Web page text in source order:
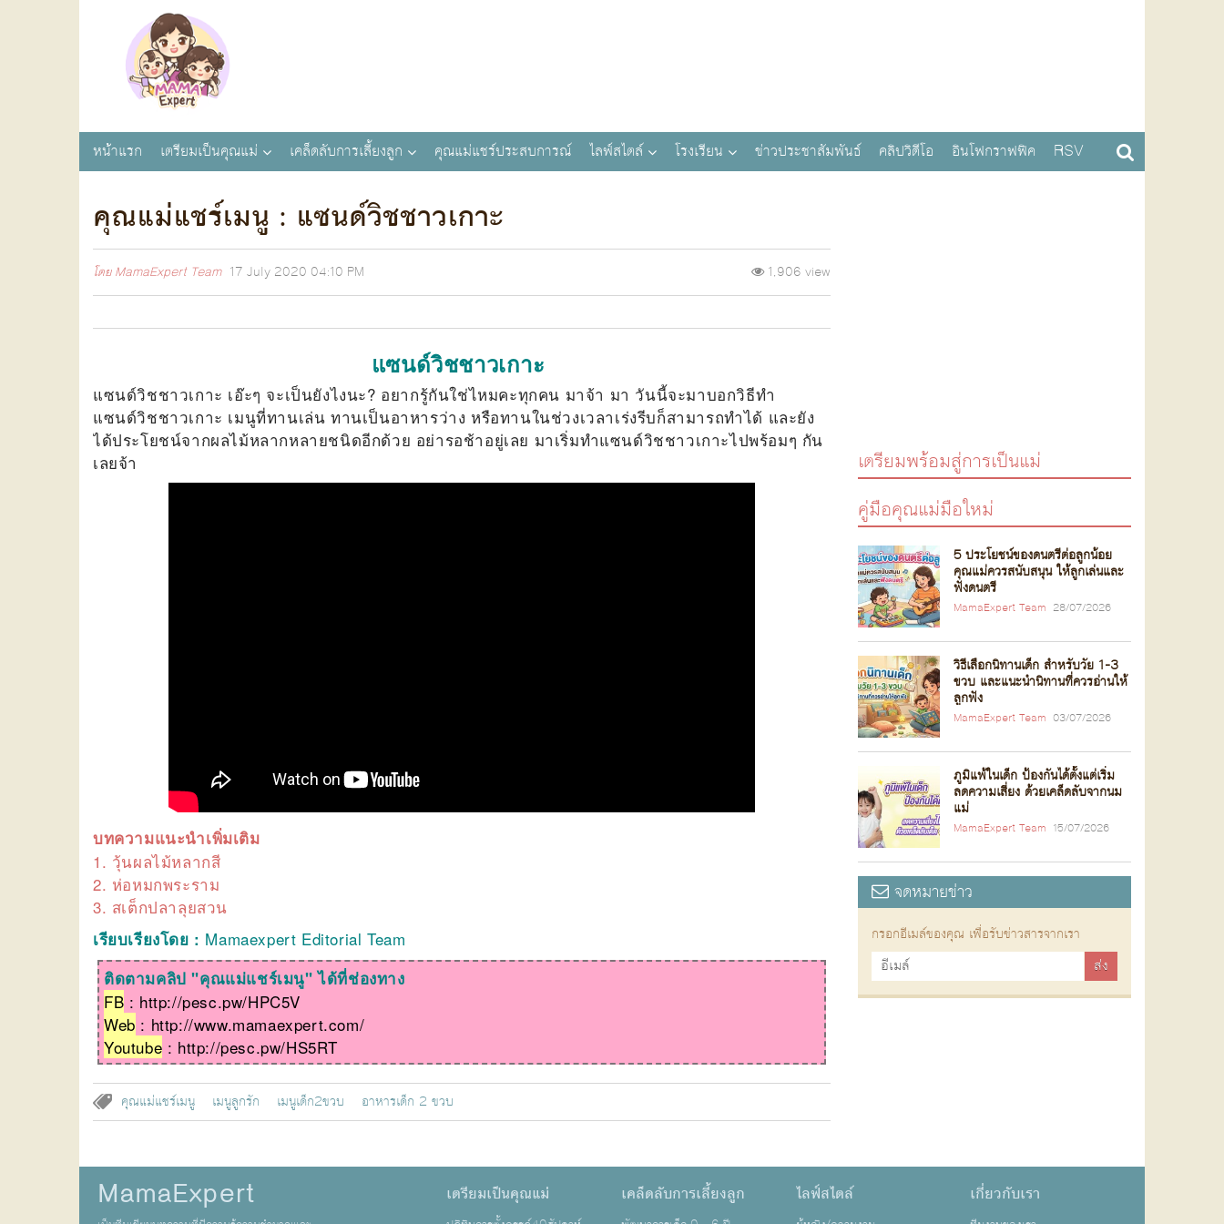
หน้าแรก เตรียมเป็นคุณแม่ เคล็ดลับการเลี้ยงลูก คุณแม่แชร์ประสบการณ์ ไลฟ์สไตล์ โรงเรียน ข่าวประชาสัมพันธ์ คลิปวิดีโอ อินโฟกราฟฟิค RSV
คุณแม่แชร์เมนู : แซนด์วิชชาวเกาะ
โดยMamaExpert Team 17 July 2020 04:10 PM 1,906 view
แซนด์วิชชาวเกาะ
แซนด์วิชชาวเกาะ เอ๊ะๆ จะเป็นยังไงนะ? อยากรู้กันใช่ไหมคะทุกคน มาจ้า มา วันนี้จะมาบอกวิธีทำ
แซนด์วิชชาวเกาะ เมนูที่ทานเล่น ทานเป็นอาหารว่าง หรือทานในช่วงเวลาเร่งรีบก็สามารถทำได้ และยัง
ได้ประโยชน์จากผลไม้หลากหลายชนิดอีกด้วย อย่ารอช้าอยู่เลย มาเริ่มทำแซนด์วิชชาวเกาะไปพร้อมๆ กัน
เลยจ้า
บทความแนะนำเพิ่มเติม
1. วุ้นผลไม้หลากสี
2. ห่อหมกพระราม
3. สเต็กปลาลุยสวน
เรียบเรียงโดย : Mamaexpert Editorial Team
ติดตามคลิป "คุณแม่แชร์เมนู" ได้ที่ช่องทาง
FB : http://pesc.pw/HPC5V
Web : http://www.mamaexpert.com/
Youtube : http://pesc.pw/HS5RT
คุณแม่แชร์เมนู เมนูลูกรัก เมนูเด็ก2ขวบ อาหารเด็ก 2 ขวบ
เตรียมพร้อมสู่การเป็นแม่
คู่มือคุณแม่มือใหม่
5 ประโยชน์ของดนตรีต่อลูกน้อย
คุณแม่ควรสนับสนุน ให้ลูกเล่นและ
ฟังดนตรี
MamaExpert Team 28/07/2026
วิธีเลือกนิทานเด็ก สำหรับวัย 1-3
ขวบ และแนะนำนิทานที่ควรอ่านให้
ลูกฟัง
MamaExpert Team 03/07/2026
ภูมิแพ้ในเด็ก ป้องกันได้ตั้งแต่เริ่ม
ลดความเสี่ยง ด้วยเคล็ดลับจากนม
แม่
MamaExpert Team 15/07/2026
จดหมายข่าว
กรอกอีเมล์ของคุณ เพื่อรับข่าวสารจากเรา
MamaExpert เตรียมเป็นคุณแม่ เคล็ดลับการเลี้ยงลูก ไลฟ์สไตล์ เกี่ยวกับเรา